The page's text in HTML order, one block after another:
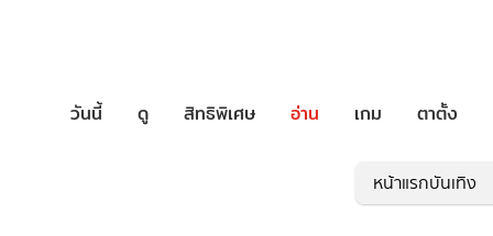
วันนี้ ดู สิทธิพิเศษ อ่าน เกม ตาตั้ง
หน้าแรกบันเทิง